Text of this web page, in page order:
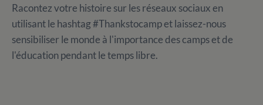
Racontez votre histoire sur les réseaux sociaux en
utilisant le hashtag #Thankstocamp et laissez-nous
sensibiliser le monde à l'importance des camps et de
l'éducation pendant le temps libre.